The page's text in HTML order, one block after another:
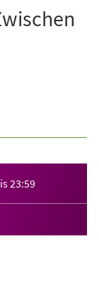
23:59